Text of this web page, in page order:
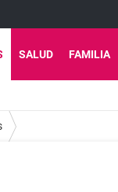
SALUD FAMILIA